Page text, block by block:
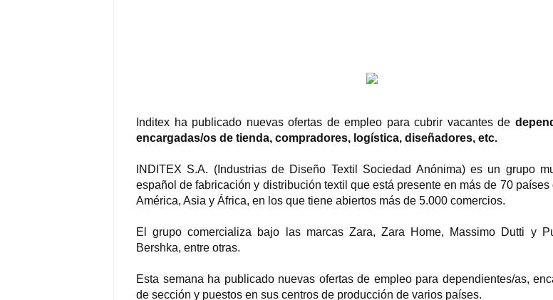
Inditex ha publicado nuevas ofertas de empleo para cubrir vacantes de
encargadas/os de tienda, compradores, logística, diseñadores, etc.
INDITEX S.A. (Industrias de Diseño Textil Sociedad Anónima) es un grupo
español de fabricación y distribución textil que está presente en más de 70 países
América, Asia y África, en los que tiene abiertos más de 5.000 comercios.
El grupo comercializa bajo las marcas Zara, Zara Home, Massimo Dutti y
Bershka, entre otras.
Esta semana ha publicado nuevas ofertas de empleo para dependientes/as,
de sección y puestos en sus centros de producción de varios países.